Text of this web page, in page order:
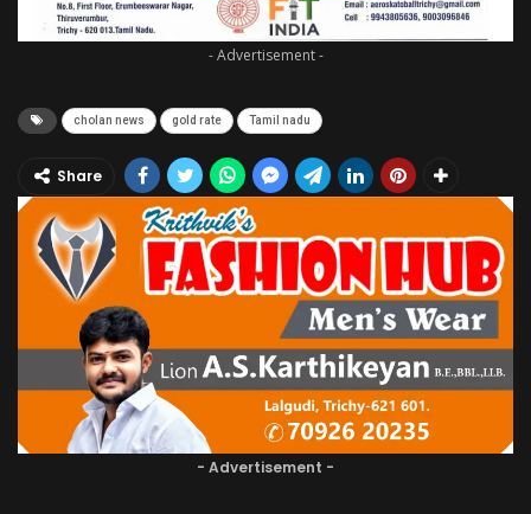
- Advertisement -
cholan news gold rate Tamil nadu
Share
- Advertisement -